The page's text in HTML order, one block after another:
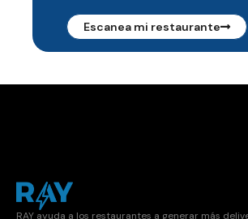
Escanea mi restaurante
RAY ayuda a los restaurantes a generar más